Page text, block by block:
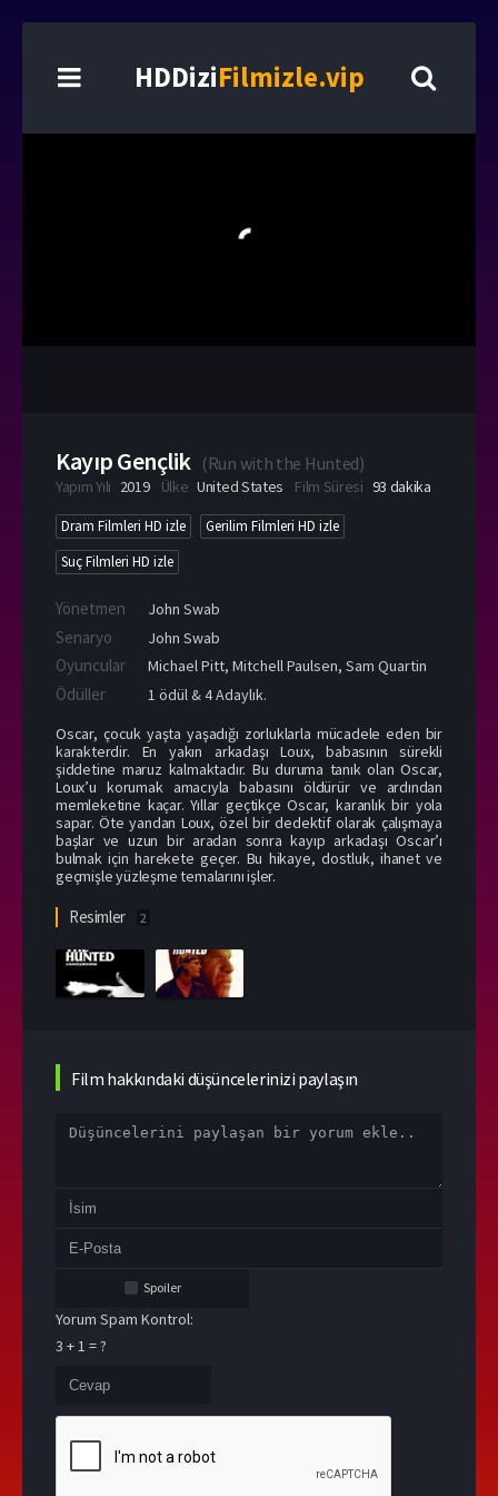
HDDiziFilmizle.vip
Kayıp Gençlik (Run with the Hunted)
Yapım Yılı 2019 Ülke United States Film Süresi 93 dakika
Dram Filmleri HD izle
Gerilim Filmleri HD izle
Suç Filmleri HD izle
Yönetmen John Swab
Senaryo John Swab
Oyuncular Michael Pitt, Mitchell Paulsen, Sam Quartin
Ödüller
1 ödül & 4 Adaylık.
Oscar, çocuk yaşta yaşadığı zorluklarla mücadele eden bir
karakterdir. En yakın arkadaşı Loux, babasının sürekli
şiddetine maruz kalmaktadır. Bu duruma tanık olan Oscar,
Loux’u korumak amacıyla babasını öldürür ve ardından
memleketine kaçar. Yıllar geçtikçe Oscar, karanlık bir yola
sapar. Öte yandan Loux, özel bir dedektif olarak çalışmaya
başlar ve uzun bir aradan sonra kayıp arkadaşı Oscar’ı
bulmak için harekete geçer. Bu hikaye, dostluk, ihanet ve
geçmişle yüzleşme temalarını işler.
Resimler 2
Film hakkındaki düşüncelerinizi paylaşın
Spoiler
Yorum Spam Kontrol:
3 + 1 = ?